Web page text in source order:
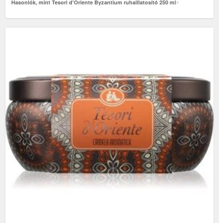
Hasonlók, mint Tesori d'Oriente Byzantium ruhaillatosító 250 ml